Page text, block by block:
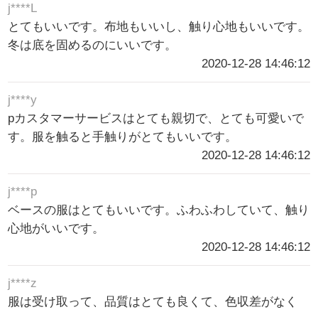
j****L
とてもいいです。布地もいいし、触り心地もいいです。
冬は底を固めるのにいいです。
2020-12-28 14:46:12
j****y
pカスタマーサービスはとても親切で、とても可愛いで
す。服を触ると手触りがとてもいいです。
2020-12-28 14:46:12
j****p
ベースの服はとてもいいです。ふわふわしていて、触り
心地がいいです。
2020-12-28 14:46:12
j****z
服は受け取って、品質はとても良くて、色収差がなく